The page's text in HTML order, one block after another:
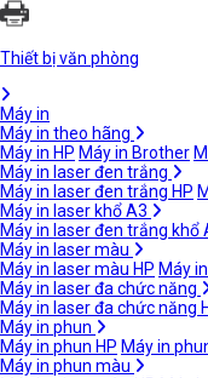
Thiết bị văn phòng
Máy in
Máy in theo hãng
Máy in HP Máy in Brother
Máy in laser đen trắng
Máy in laser đen trắng HP
Máy in laser khổ A3
Máy in laser đen trắng khổ
Máy in laser màu
Máy in laser màu HP Máy
Máy in laser đa chức năng
Máy in laser đa chức năng
Máy in phun
Máy in phun HP Máy in
Máy in phun màu